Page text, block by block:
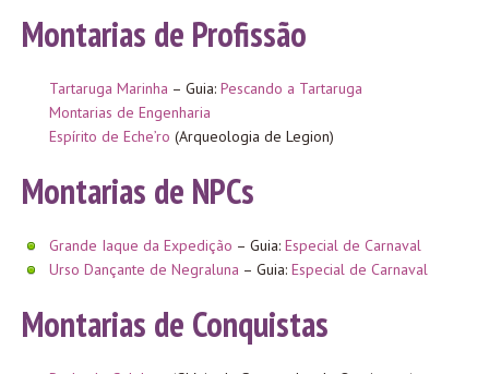
Montarias de Profissão
Tartaruga Marinha – Guia: Pescando a Tartaruga
Montarias de Engenharia
Espírito de Eche’ro (Arqueologia de Legion)
Montarias de NPCs
Grande Iaque da Expedição – Guia: Especial de Carnaval
Urso Dançante de Negraluna – Guia: Especial de Carnaval
Montarias de Conquistas